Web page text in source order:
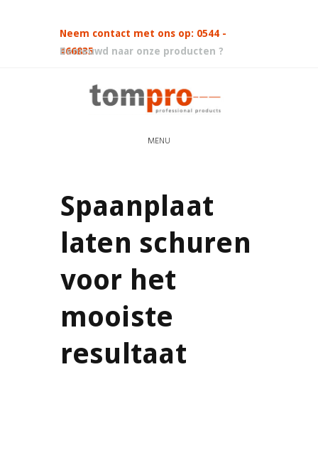
Neem contact met ons op: 0544 -
466835
Benieuwd naar onze producten ?
MENU
Spaanplaat
laten schuren
voor het
mooiste
resultaat